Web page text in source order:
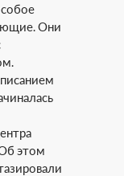
Они
этом